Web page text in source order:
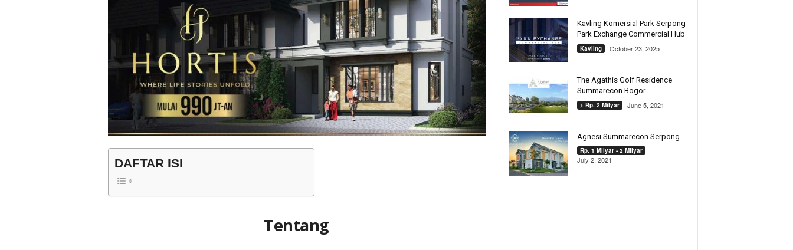
s
g
h
DAFTAR ISI
Tentang
Kavling Komersial Park Serpong
Park Exchange Commercial Hub
Kavling October 23, 2025
The Agathis Golf Residence
Summarecon Bogor
> Rp. 2 Milyar June 5, 2021
Agnesi Summarecon Serpong
Rp. 1 Milyar - 2 Milyar
July 2, 2021